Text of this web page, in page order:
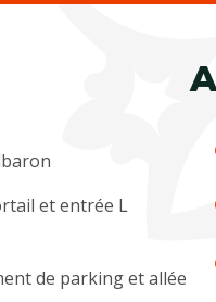
et entrée L
de parking et allée